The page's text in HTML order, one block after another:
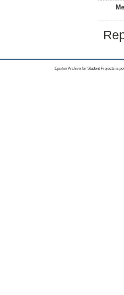
Epsilon Archive for Student Projects is